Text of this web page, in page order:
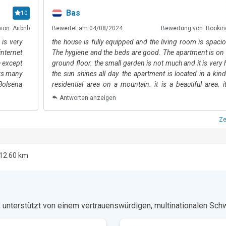
entfernt und eignet sich perfekt für einen Tagesausflug. Die
Stadt ist berühmt für ihren Weißwein und ihre wunderschöne
samstags) vorbeischauen, um das geschäftige Treiben der lokalen
zu verkaufen, und um einige der besten regionalen Zutaten für
15 Minuten mit dem Auto entfernt, und Assisi, der Geburtsort des
der eine Autostunde und 16 Minuten entfernt liegt.
10
Airbnb
very
except
many
an
time
Bas
Bewertet am 04/08/2024 Bewertung von:
the house is fully equipped and the living room is
The hygiene and the beds are good. The apartment is on
ground floor. the small garden is not much and it is very
the sun shines all day. the apartment is located in a
residential area on a mountain. it is a beautiful area.
remote so your own transport is a must.
Antworten anzeigen
km
von einem vertrauenswürdigen, multinationalen